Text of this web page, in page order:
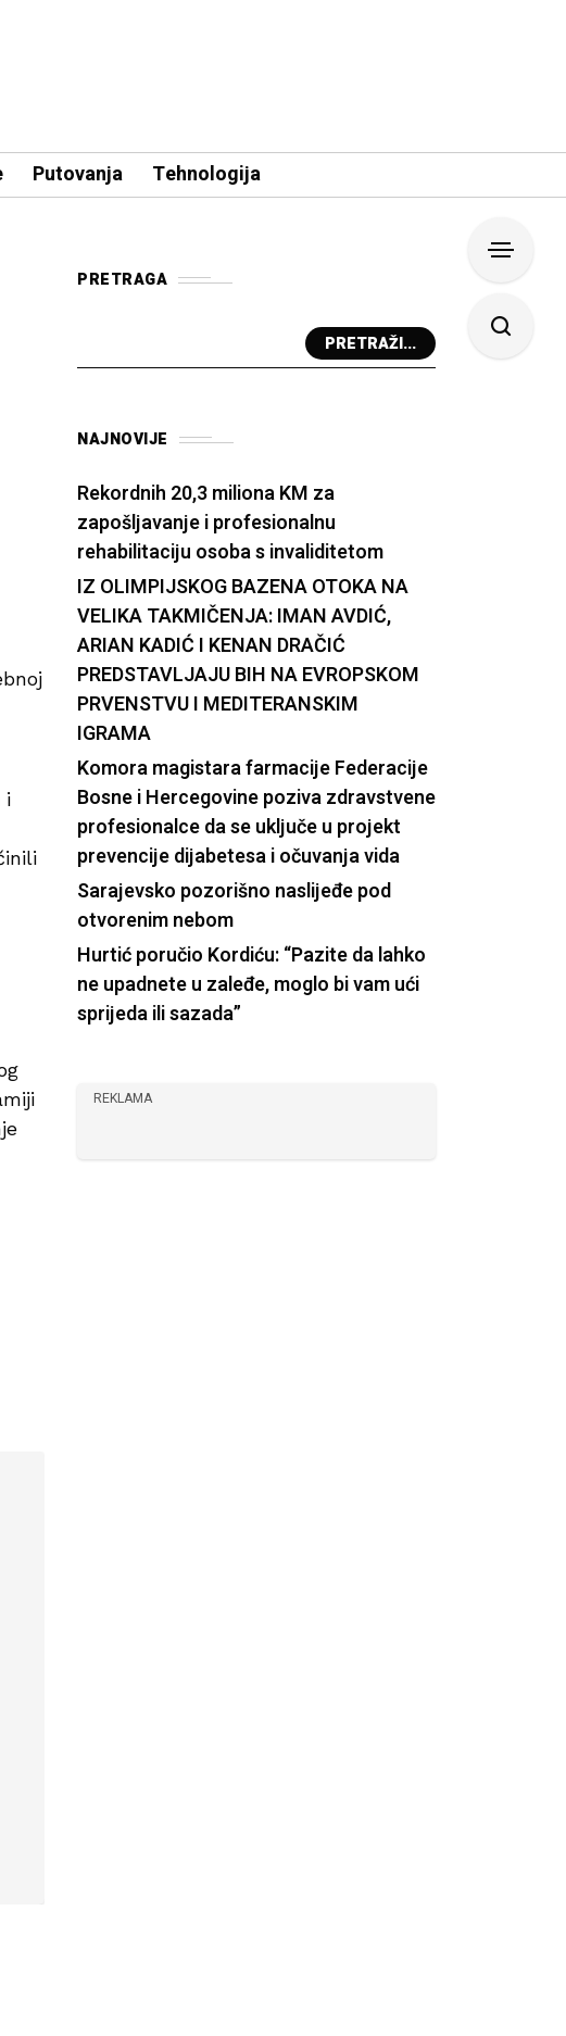
Putovanja Tehnologija
i
PRETRAGA
PRETRAŽI...
NAJNOVIJE
Rekordnih 20,3 miliona KM za
zapošljavanje i profesionalnu
rehabilitaciju osoba s invaliditetom
IZ OLIMPIJSKOG BAZENA OTOKA NA
VELIKA TAKMIČENJA: IMAN AVDIĆ,
ARIAN KADIĆ I KENAN DRAČIĆ
PREDSTAVLJAJU BIH NA EVROPSKOM
PRVENSTVU I MEDITERANSKIM
IGRAMA
Komora magistara farmacije Federacije
Bosne i Hercegovine poziva zdravstvene
profesionalce da se uključe u projekt
prevencije dijabetesa i očuvanja vida
Sarajevsko pozorišno naslijeđe pod
otvorenim nebom
Hurtić poručio Kordiću: “Pazite da lahko
ne upadnete u zaleđe, moglo bi vam ući
sprijeda ili sazada”
REKLAMA